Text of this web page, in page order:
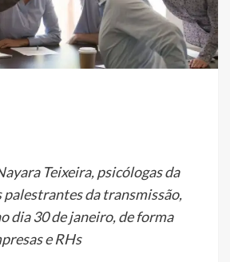
Teixeira, psicólogas da
palestrantes da transmissão,
dia 30 de janeiro, de forma
e RHs